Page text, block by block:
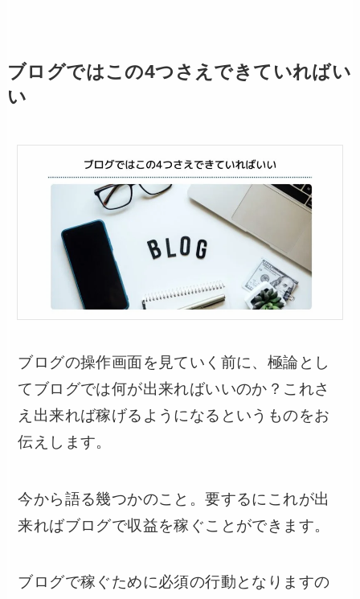
ブログではこの4つさえできていればい
い
ブログの操作画面を見ていく前に、極論とし
てブログでは何が出来ればいいのか？これさ
え出来れば稼げるようになるというものをお
伝えします。
今から語る幾つかのこと。要するにこれが出
来ればブログで収益を稼ぐことができます。
ブログで稼ぐために必須の行動となりますの